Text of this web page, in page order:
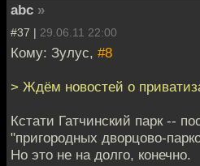
abc »
#37 | 29.06.11 22:00
Кому: Зулуc, #8
> Ждём новостей о
Кстати Гатчинский парк --
"пригородных дворцово-
Но это не на долго, конечно.